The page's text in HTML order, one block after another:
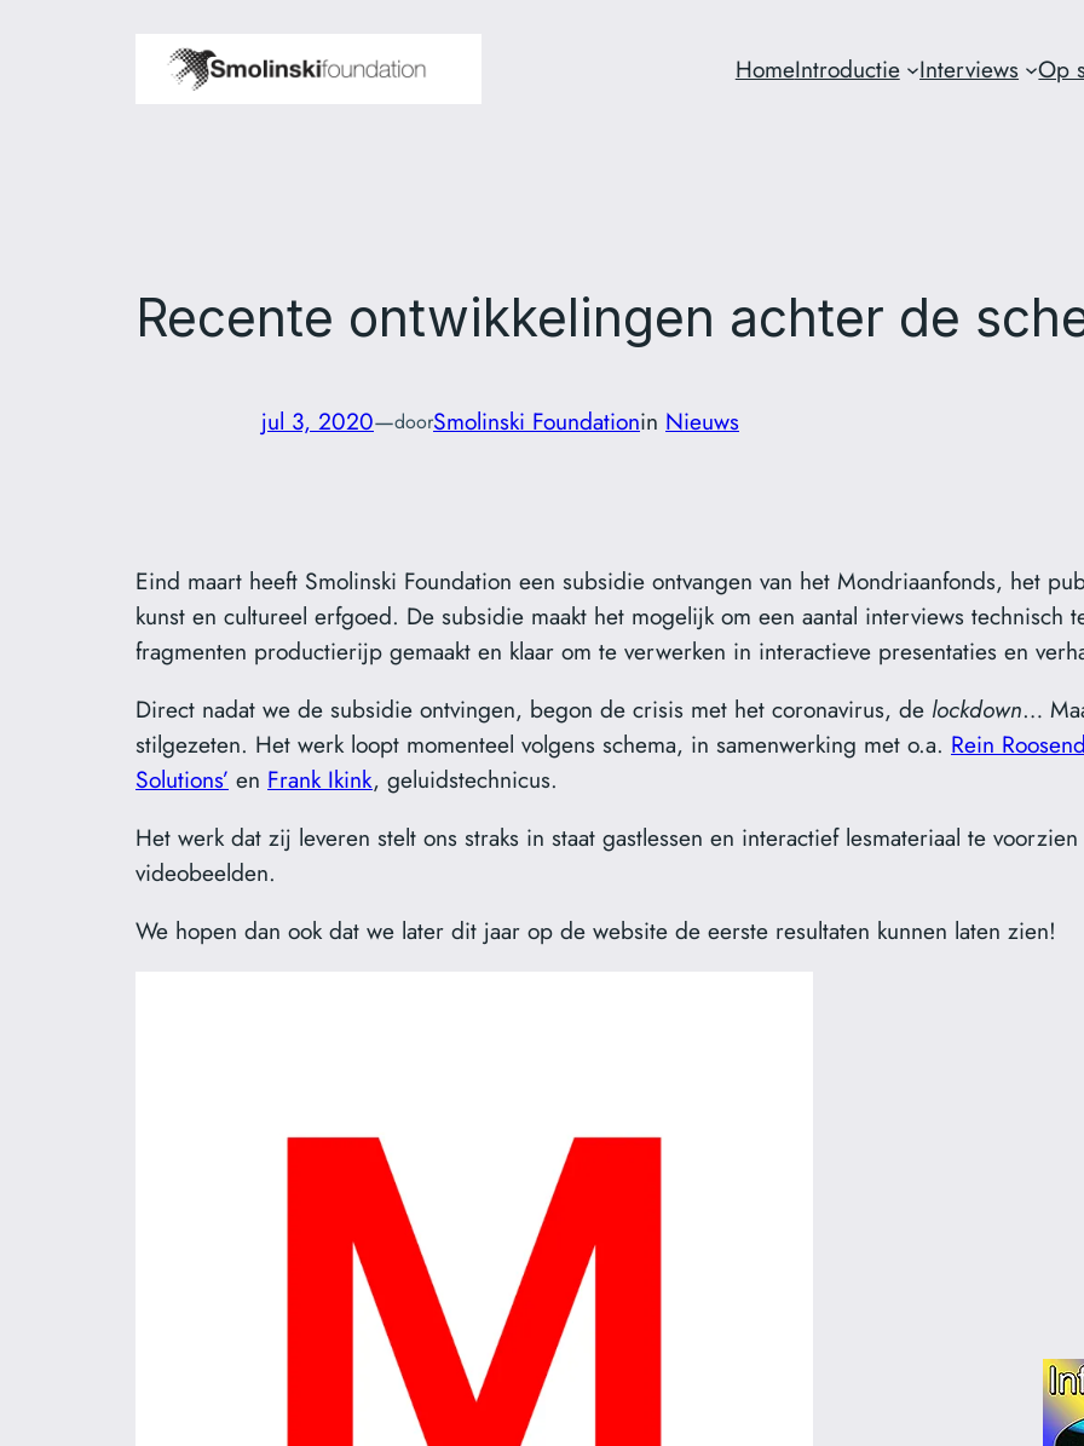
HomeIntroductie Interviews Op
Recente ontwikkelingen achter de
jul 3, 2020—doorSmolinski Foundationin Nieuws
Eind maart heeft Smolinski Foundation een subsidie ontvangen van het Mondriaanfonds, het
kunst en cultureel erfgoed. De subsidie maakt het mogelijk om een aantal interviews
fragmenten productierijp gemaakt en klaar om te verwerken in interactieve presentaties en
Direct nadat we de subsidie ontvingen, begon de crisis met het coronavirus, de lockdown…
stilgezeten. Het werk loopt momenteel volgens schema, in samenwerking met o.a. Rein
Solutions’ en Frank Ikink, geluidstechnicus.
Het werk dat zij leveren stelt ons straks in staat gastlessen en interactief lesmateriaal te
videobeelden.
We hopen dan ook dat we later dit jaar op de website de eerste resultaten kunnen laten zien!